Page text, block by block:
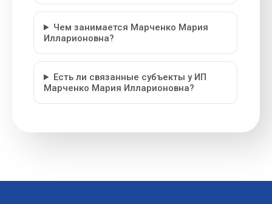
Чем занимается Марченко Мария
Илларионовна?
Есть ли связанные субъекты у ИП
Марченко Мария Илларионовна?